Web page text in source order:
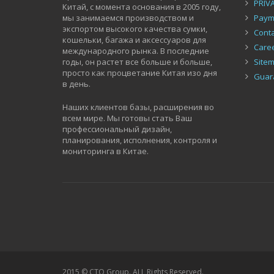
Китай, с момента основания в 2005 году,
мы занимаемся производством и
экспортом высокого качества сумки,
кошельки, багажа и аксессуаров для
международного рынка. В последние
годы, он растет все больше и больше,
просто как процветание Китая изо дня
в день.
Наших клиентов базы, расширения во
всем мире. Мы готовы стать Ваш
профессиональный дизайн,
планирования, исполнения, контроля и
мониторинга в Китае.
2015 © CTO Group. ALL Rights Reserved.